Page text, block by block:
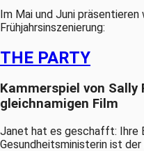
Im Mai und Juni präsentieren
Frühjahrsinszenierung:
THE PARTY
Kammerspiel von Sally
gleichnamigen Film
Janet hat es geschafft: Ihre
Gesundheitsministerin ist